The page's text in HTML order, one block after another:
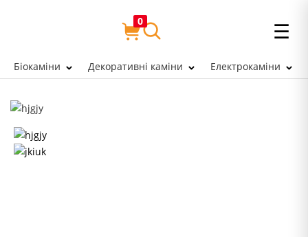
☰
0
Біокаміни Декоративні каміни Електрокаміни